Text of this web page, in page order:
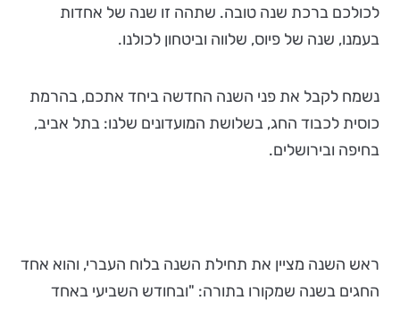
לכולכם ברכת שנה טובה. שתהה זו שנה של אחדות
בעמנו, שנה של פיוס, שלווה וביטחון לכולנו.
נשמח לקבל את פני השנה החדשה ביחד אתכם, בהרמת
כוסית לכבוד החג, בשלושת המועדונים שלנו: בתל אביב,
בחיפה ובירושלים.
ראש השנה מציין את תחילת השנה בלוח העברי, והוא אחד
החגים בשנה שמקורו בתורה: "ובחודש השביעי באחד